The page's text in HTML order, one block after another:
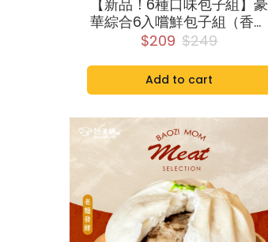
【新品！6種口味包子組】豪
華綜合6入嚐鮮包子組（香椿
竹筍包、高麗菜包、芝麻包、
包各1個）
$209 $249
Add to cart